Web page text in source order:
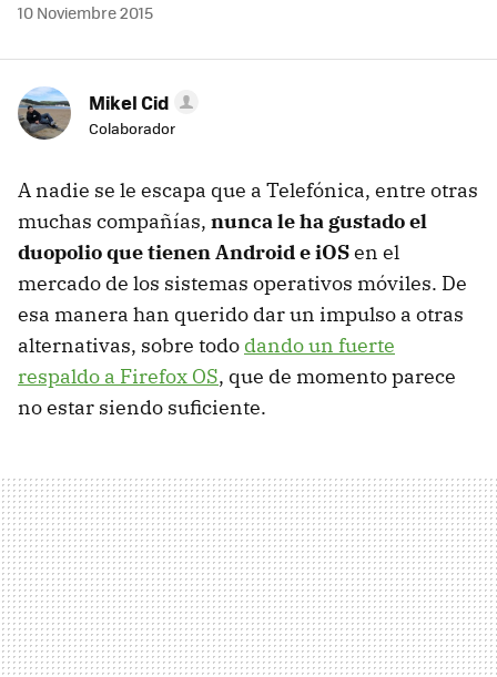
10 Noviembre 2015
Mikel Cid
Colaborador
A nadie se le escapa que a Telefónica, entre otras
muchas compañías, nunca le ha gustado el
duopolio que tienen Android e iOSen el
mercado de los sistemas operativos móviles. De
esa manera han querido dar un impulso a otras
alternativas, sobre todo dando un fuerte
respaldo a Firefox OS, que de momento parece
no estar siendo suficiente.